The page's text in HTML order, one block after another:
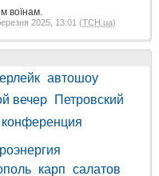
воїнам.
2025, 13:01 (ТСН.ua)
автошоу
вечер
Петровский
конференция
карп салатов